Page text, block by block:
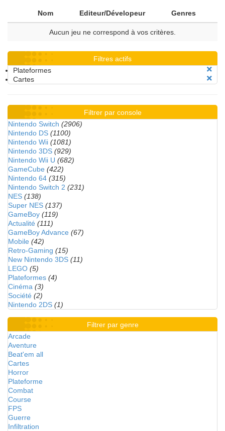
Nom Editeur/Dévelopeur Genres
Aucun jeu ne correspond à vos critères.
Filtres actifs
Plateformes
Cartes
Filtrer par console
Nintendo Switch (2906)
Nintendo DS (1100)
Nintendo Wii (1081)
Nintendo 3DS (929)
Nintendo Wii U (682)
GameCube (422)
Nintendo 64 (315)
Nintendo Switch 2 (231)
NES (138)
Super NES (137)
GameBoy (119)
Actualité (111)
GameBoy Advance (67)
Mobile (42)
Retro-Gaming (15)
New Nintendo 3DS (11)
LEGO (5)
Plateformes (4)
Cinéma (3)
Société (2)
Nintendo 2DS (1)
Filtrer par genre
Arcade
Aventure
Beat'em all
Cartes
Horror
Plateforme
Combat
Course
FPS
Guerre
Infiltration